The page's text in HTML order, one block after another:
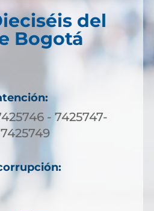
del
Bogotá
- 7425747-